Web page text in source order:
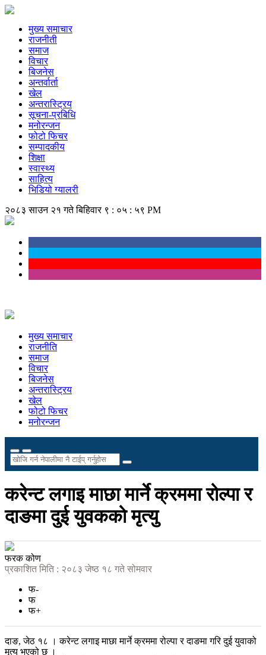
मुख्य समाचार
राजनीती
समाज
विचार
बिजनेस
अन्तर्वार्ता
खेल
अन्तरास्ट्रिय
सूचना-प्रबिधि
मनोरन्जन
फोटो फिचर
सम्पादकीय
शिक्षा
स्वास्थ्य
साहित्य
भिडियो ग्यालरी
२०८३ साउन २१ गते बिहिवार ९ : ०५ : ५९ PM
मुख्य समाचार
राजनीति
समाज
विचार
बिजनेस
अन्तरास्ट्रिय
खेल
फोटो फिचर
मनोरन्जन
करेन्ट लगाइ माछा मार्ने क्रममा रोल्पा र
दाङमा दुई युवकको मृत्यु
फरक कोण
प्रकाशित मिति : २०८३ जेष्ठ १८ गते सोमवार
फ-
फ
फ+
दाङ, जेठ १८ । करेन्ट लगाइ माछा मार्ने क्रममा रोल्पा र दाङमा गरि दुई युवाको
मृत्यु भएको छ ।